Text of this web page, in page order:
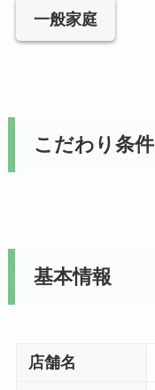
一般家庭
こだわり条件
基本情報
店舗名